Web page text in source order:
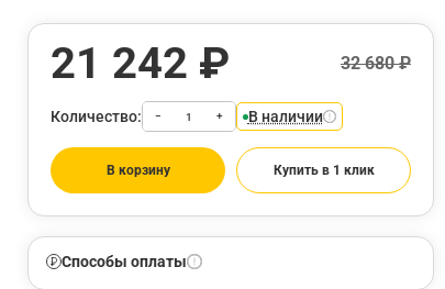
21 242 ₽ 32 680 ₽
Количество: − + В наличии
В корзину Купить в 1 клик
Способы оплаты